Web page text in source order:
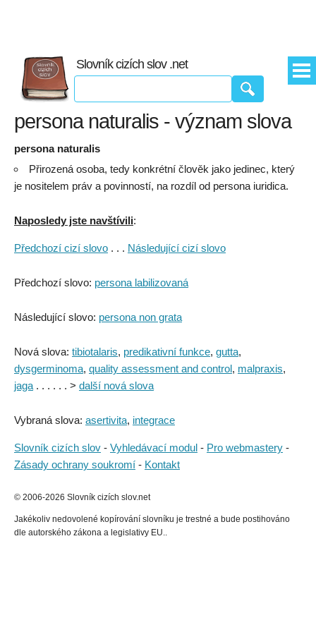
Slovník cizích slov .net
persona naturalis - význam slova
persona naturalis
Přirozená osoba, tedy konkrétní člověk jako jedinec, který
je nositelem práv a povinností, na rozdíl od persona iuridica.
Naposledy jste navštívili:
Předchozí cizí slovo . . . Následující cizí slovo
Předchozí slovo: persona labilizovaná
Následující slovo: persona non grata
Nová slova: tibiotalaris, predikativní funkce, gutta,
dysgerminoma, quality assessment and control, malpraxis,
jaga . . . . . . > další nová slova
Vybraná slova: asertivita, integrace
Slovník cizích slov - Vyhledávací modul - Pro webmastery -
Zásady ochrany soukromí - Kontakt
© 2006-2026 Slovník cizích slov.net
Jakékoliv nedovolené kopírování slovníku je trestné a bude postihováno
dle autorského zákona a legislativy EU..